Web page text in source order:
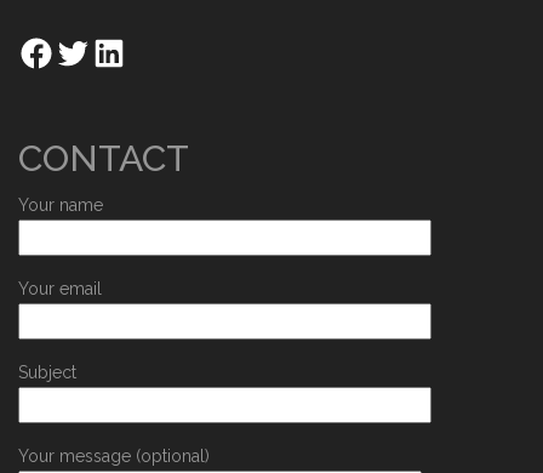
CONTACT
Your name
Your email
Subject
Your message (optional)